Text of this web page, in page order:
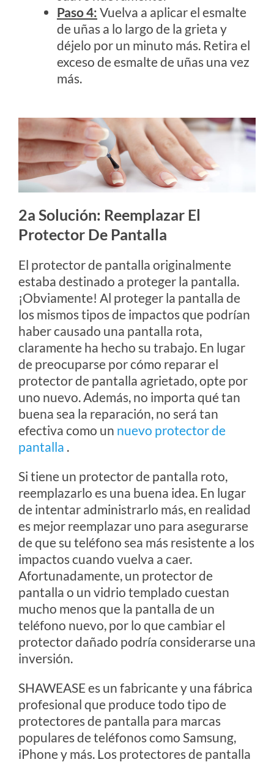
Paso 4: Vuelva a aplicar el esmalte
de uñas a lo largo de la grieta y
déjelo por un minuto más. Retira el
exceso de esmalte de uñas una vez
más.
2a Solución: Reemplazar El
Protector De Pantalla
El protector de pantalla originalmente
estaba destinado a proteger la pantalla.
¡Obviamente! Al proteger la pantalla de
los mismos tipos de impactos que podrían
haber causado una pantalla rota,
claramente ha hecho su trabajo. En lugar
de preocuparse por cómo reparar el
protector de pantalla agrietado, opte por
uno nuevo. Además, no importa qué tan
buena sea la reparación, no será tan
efectiva como un nuevo protector de
pantalla .
Si tiene un protector de pantalla roto,
reemplazarlo es una buena idea. En lugar
de intentar administrarlo más, en realidad
es mejor reemplazar uno para asegurarse
de que su teléfono sea más resistente a los
impactos cuando vuelva a caer.
Afortunadamente, un protector de
pantalla o un vidrio templado cuestan
mucho menos que la pantalla de un
teléfono nuevo, por lo que cambiar el
protector dañado podría considerarse una
inversión.
SHAWEASE es un fabricante y una fábrica
profesional que produce todo tipo de
protectores de pantalla para marcas
populares de teléfonos como Samsung,
iPhone y más. Los protectores de pantalla